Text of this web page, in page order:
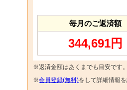
毎月のご返済額
344,691円
※返済金額はあくまでも目安です。
※会員登録(無料)をして詳細情報